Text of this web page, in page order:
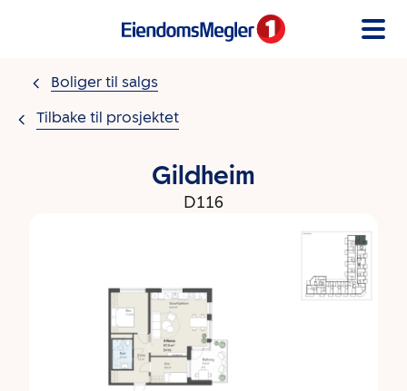
Boliger til salgs
Tilbake til prosjektet
Gildheim
D116